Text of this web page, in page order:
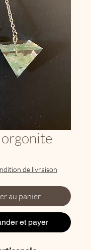
de livraison
au panier
et payer